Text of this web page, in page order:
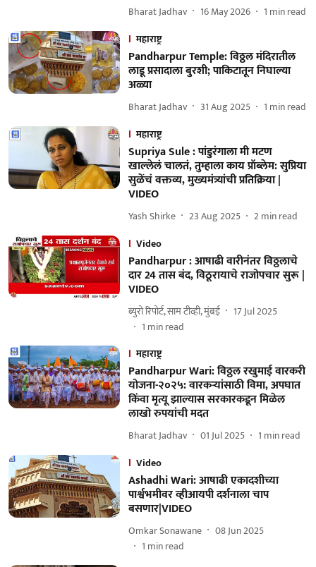
Bharat Jadhav 16 May 2026 1 min read
महाराष्ट्र
Pandharpur Temple: विठ्ठल मंदिरातील
लाडू प्रसादाला बुरशी; पाकिटातून निघाल्या
अळ्या
Bharat Jadhav 31 Aug 2025 1 min read
महाराष्ट्र
Supriya Sule : पांडुरंगाला मी मटण
खाल्लेलं चालतं, तुम्हाला काय प्रॉब्लेम: सुप्रिया
सुळेंचं वक्तव्य, मुख्यमंत्र्यांची प्रतिक्रिया |
VIDEO
Yash Shirke 23 Aug 2025 2min read
Video
Pandharpur : आषाढी वारीनंतर विठ्ठलाचे
दार 24 तास बंद, विठूरायाचे राजोपचार सुरू |
VIDEO
ब्युरो रिपोर्ट, साम टीव्ही, मुंबई
17 Jul 2025
1 min read
महाराष्ट्र
Pandharpur Wari: विठ्ठल रखुमाई वारकरी
योजना-२०२५: वारकऱ्यांसाठी विमा, अपघात
किंवा मृत्यू झाल्यास सरकारकडून मिळेल
लाखो रुपयांची मदत
Bharat Jadhav 01 Jul 2025 1 min read
Video
Ashadhi Wari: आषाढी एकादशीच्या
पार्श्वभमीवर व्हीआयपी दर्शनाला चाप
बसणार|VIDEO
Omkar Sonawane
08 Jun 2025
1 min read